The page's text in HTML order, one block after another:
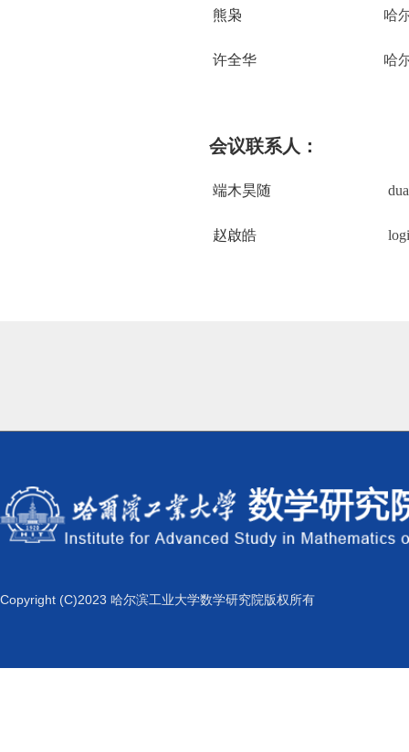
熊枭 哈
许全华 哈
会议联系人：
端木昊随
赵啟皓
Copyright (C)2023 哈尔滨工业大学数学研究院版权所有